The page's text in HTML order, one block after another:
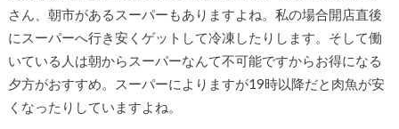
さん、朝市があるスーパーもありますよね。私の場合開店直後
にスーパーへ行き安くゲットして冷凍したりします。そして働
いている人は朝からスーパーなんて不可能ですからお得になる
夕方がおすすめ。スーパーによりますが19時以降だと肉魚が安
くなったりしていますよね。